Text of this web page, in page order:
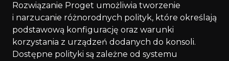
Rozwiązanie Proget umożliwia tworzenie
i narzucanie różnorodnych polityk, które określają
podstawową konfigurację oraz warunki
korzystania z urządzeń dodanych do konsoli.
Dostępne polityki są zależne od systemu